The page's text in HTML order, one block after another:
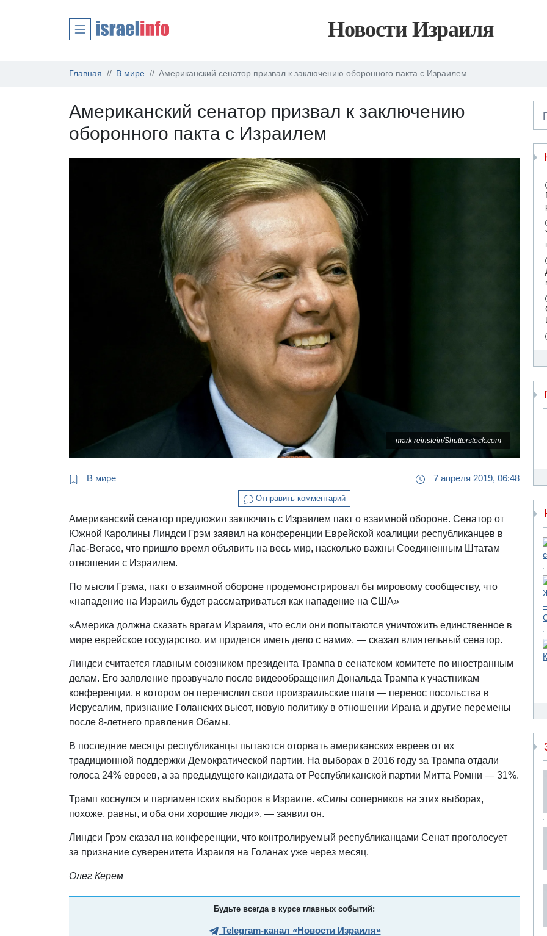
Новости Израиля
Главная В мире Американский сенатор призвал к заключению оборонного пакта с Израилем
Американский сенатор призвал к заключению
оборонного пакта с Израилем
mark reinstein/Shutterstock.com
В мире 7 апреля 2019, 06:48
Отправить комментарий
Американский сенатор предложил заключить с Израилем пакт о взаимной обороне. Сенатор от
Южной Каролины Линдси Грэм заявил на конференции Еврейской коалиции республиканцев в
Лас-Вегасе, что пришло время объявить на весь мир, насколько важны Соединенным Штатам
отношения с Израилем.
По мысли Грэма, пакт о взаимной обороне продемонстрировал бы мировому сообществу, что
«нападение на Израиль будет рассматриваться как нападение на США»
«Америка должна сказать врагам Израиля, что если они попытаются уничтожить единственное в
мире еврейское государство, им придется иметь дело с нами», — сказал влиятельный сенатор.
Линдси считается главным союзником президента Трампа в сенатском комитете по иностранным
делам. Его заявление прозвучало после видеообращения Дональда Трампа к участникам
конференции, в котором он перечислил свои произраильские шаги — перенос посольства в
Иерусалим, признание Голанских высот, новую политику в отношении Ирана и другие перемены
после 8-летнего правления Обамы.
В последние месяцы республиканцы пытаются оторвать американских евреев от их
традиционной поддержки Демократической партии. На выборах в 2016 году за Трампа отдали
голоса 24% евреев, а за предыдущего кандидата от Республиканской партии Митта Ромни — 31%.
Трамп коснулся и парламентских выборов в Израиле. «Силы соперников на этих выборах,
похоже, равны, и оба они хорошие люди», — заявил он.
Линдси Грэм сказал на конференции, что контролируемый республиканцами Сенат проголосует
за признание суверенитета Израиля на Голанах уже через месяц.
Олег Керем
Будьте всегда в курсе главных событий:
Telegram-канал «Новости Израиля»